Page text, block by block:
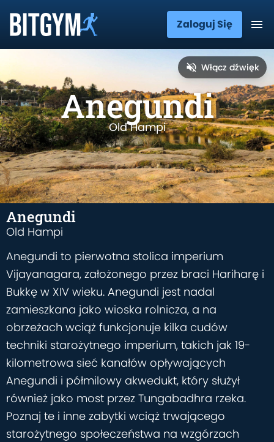
Zaloguj Się
Włącz dźwięk
Anegundi
Old Hampi
Anegundi
Old Hampi
Anegundi to pierwotna stolica imperium
Vijayanagara, założonego przez braci Hariharę i
Bukkę w XIV wieku. Anegundi jest nadal
zamieszkana jako wioska rolnicza, a na
obrzeżach wciąż funkcjonuje kilka cudów
techniki starożytnego imperium, takich jak 19-
kilometrowa sieć kanałów opływających
Anegundi i półmilowy akwedukt, który służył
również jako most przez Tungabadhra rzeka.
Poznaj te i inne zabytki wciąż trwającego
starożytnego społeczeństwa na wzgórzach